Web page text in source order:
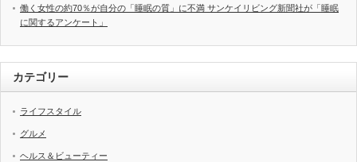
働く女性の約70％が自分の「睡眠の質」に不満 サンケイリビング新聞社が「睡眠
に関するアンケート」
カテゴリー
ライフスタイル
グルメ
ヘルス＆ビューティー